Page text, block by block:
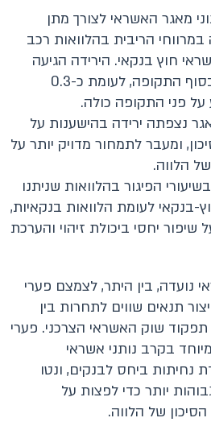
מאגר האשראי לצורך מתן
במרווחי הריבית בהלוואות רכב
חוץ בנקאי. הירידה הגיעה
ליותר מנקודת אחוז בסוף התקופה, לעומת כ-0.3
פני התקופה כולה.
נצפתה ירידה בהישענות על
ומעבר לתמחור מדויק יותר על
הלווה.
הפיגור בהלוואות שניתנו
בנקאי לעומת הלוואות בנקאיות,
יחסי ביכולת זיהוי והערכת
נועדה, בין היתר, לצמצם פערי
תנאים שווים לתחרות בין
תפקוד שוק האשראי הצרכני. פערי
בקרב נותני אשראי
נחיתות ביחס לבנקים, ונטו
יותר כדי לפצות על
של הלווה.